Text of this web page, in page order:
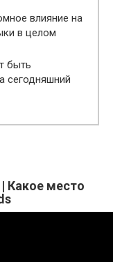
влияние на
в целом
быть
сегодняшний
Какое место